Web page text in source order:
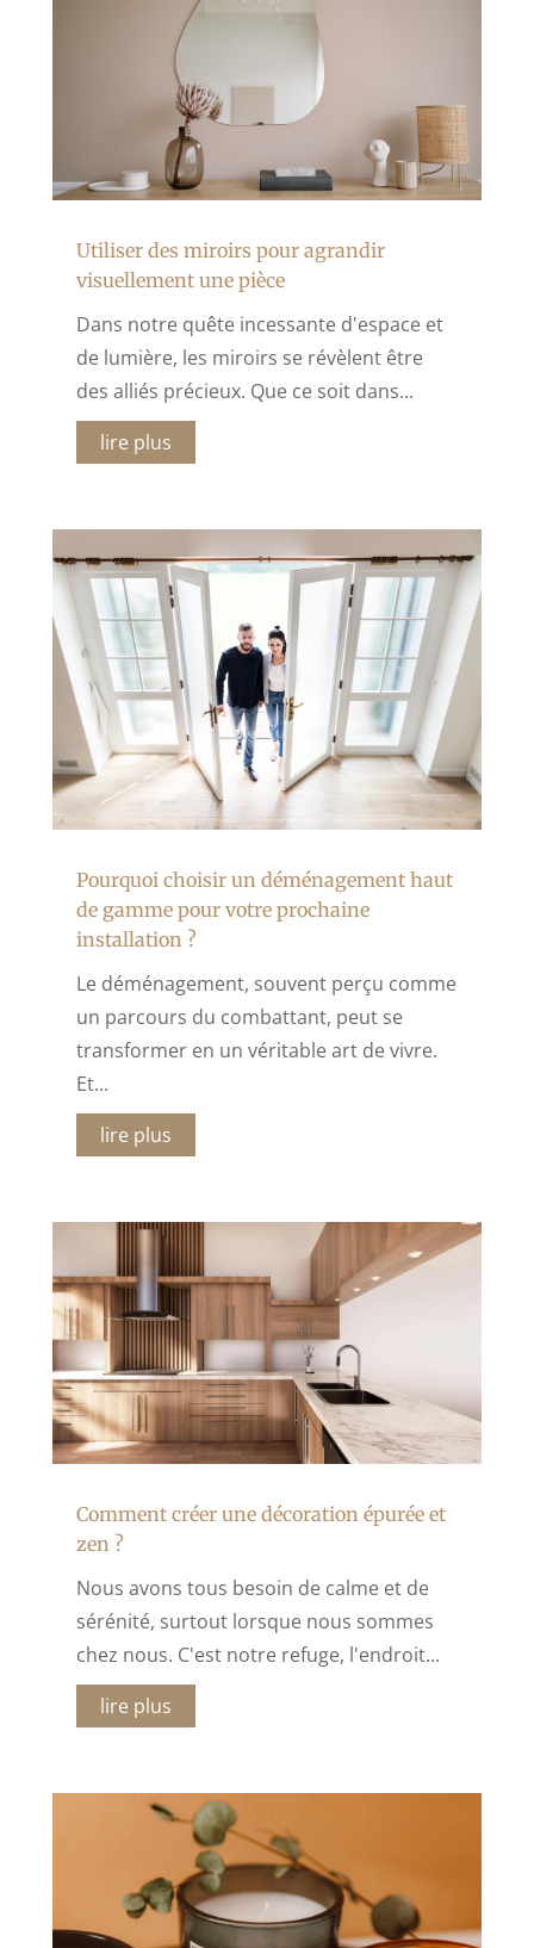
Utiliser des miroirs pour agrandir
visuellement une pièce
Dans notre quête incessante d'espace et
de lumière, les miroirs se révèlent être
des alliés précieux. Que ce soit dans...
lire plus
Pourquoi choisir un déménagement haut
de gamme pour votre prochaine
installation ?
Le déménagement, souvent perçu comme
un parcours du combattant, peut se
transformer en un véritable art de vivre.
Et...
lire plus
Comment créer une décoration épurée et
zen ?
Nous avons tous besoin de calme et de
sérénité, surtout lorsque nous sommes
chez nous. C'est notre refuge, l'endroit...
lire plus